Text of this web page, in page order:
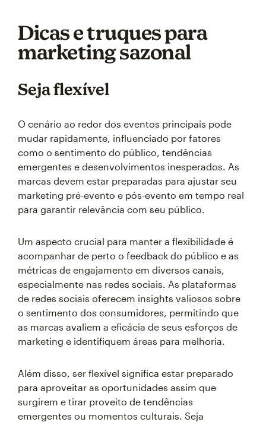
Dicas e truques para
marketing sazonal
Seja flexível
O cenário ao redor dos eventos principais pode
mudar rapidamente, influenciado por fatores
como o sentimento do público, tendências
emergentes e desenvolvimentos inesperados. As
marcas devem estar preparadas para ajustar seu
marketing pré-evento e pós-evento em tempo real
para garantir relevância com seu público.
Um aspecto crucial para manter a flexibilidade é
acompanhar de perto o feedback do público e as
métricas de engajamento em diversos canais,
especialmente nas redes sociais. As plataformas
de redes sociais oferecem insights valiosos sobre
o sentimento dos consumidores, permitindo que
as marcas avaliem a eficácia de seus esforços de
marketing e identifiquem áreas para melhoria.
Além disso, ser flexível significa estar preparado
para aproveitar as oportunidades assim que
surgirem e tirar proveito de tendências
emergentes ou momentos culturais. Seja